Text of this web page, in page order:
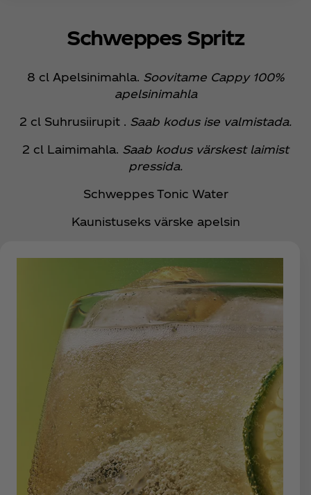
Schweppes Spritz
8 cl Apelsinimahla. Soovitame Cappy 100%
apelsinimahla
2 cl Suhrusiirupit . Saab kodus ise valmistada.
2 cl Laimimahla. Saab kodus värskest laimist
pressida.
Schweppes Tonic Water
Kaunistuseks värske apelsin